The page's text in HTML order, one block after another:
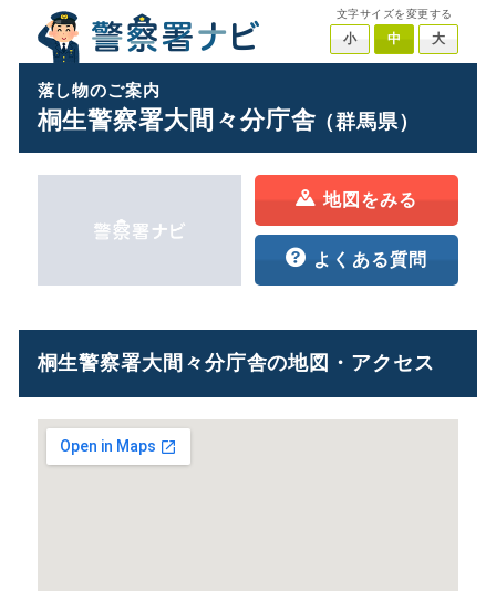
文字サイズを変更する
小 中 大
落し物のご案内
桐生警察署大間々分庁舎（群馬県）
地図をみる
よくある質問
桐生警察署大間々分庁舎の地図・アクセス